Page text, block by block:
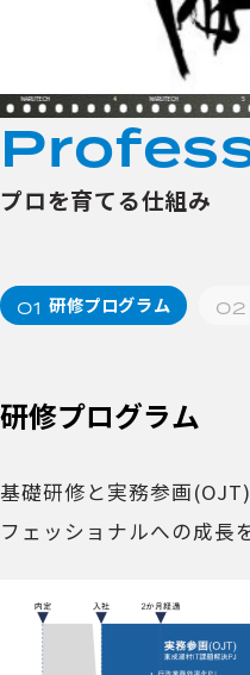
Profes
プロを育てる仕組み
研修プログラム
研修プログラム
基礎研修と実務参画
フェッショナルへの成長